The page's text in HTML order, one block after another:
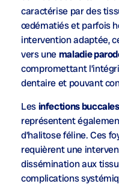
caractérise par des
œdématiés et parfois
intervention adaptée,
vers unemaladie
compromettant
dentaire et pouvant
Lesinfections buccales
représentent
d’halitose féline. Ces
requièrent une
dissémination aux
complications